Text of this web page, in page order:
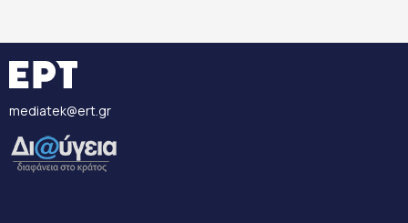
mediatek@ert.gr